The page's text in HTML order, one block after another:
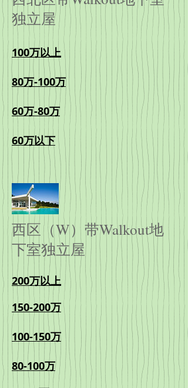
独立屋
100万以上
80万-100万
60万-80万
60万以下
西区（W）带Walkout地
下室独立屋
200万以上
150-200万
100-150万
80-100万